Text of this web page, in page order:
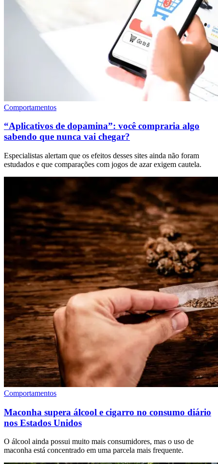
Comportamentos
“Aplicativos de dopamina”: você compraria algo
sabendo que nunca vai chegar?
Especialistas alertam que os efeitos desses sites ainda não foram
estudados e que comparações com jogos de azar exigem cautela.
Comportamentos
Maconha supera álcool e cigarro no consumo diário
nos Estados Unidos
O álcool ainda possui muito mais consumidores, mas o uso de
maconha está concentrado em uma parcela mais frequente.